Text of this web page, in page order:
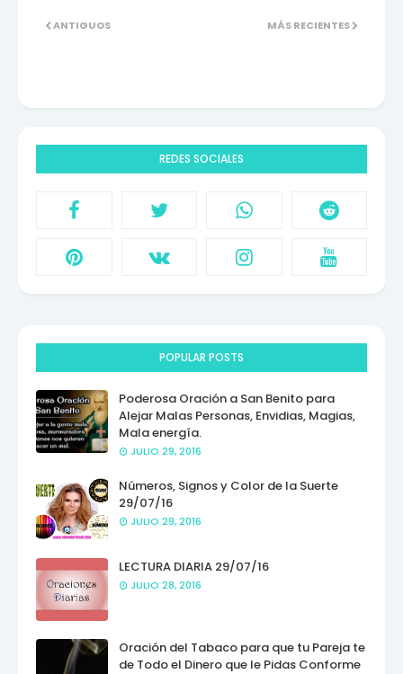
MÁS RECIENTES
ANTIGUOS
REDES SOCIALES
POPULAR POSTS
Poderosa Oración a San Benito para
Alejar Malas Personas, Envidias, Magias,
Mala energía.
JULIO 29, 2016
Números, Signos y Color de la Suerte
29/07/16
JULIO 29, 2016
LECTURA DIARIA 29/07/16
JULIO 28, 2016
Oración del Tabaco para que tu Pareja te
de Todo el Dinero que le Pidas Conforme